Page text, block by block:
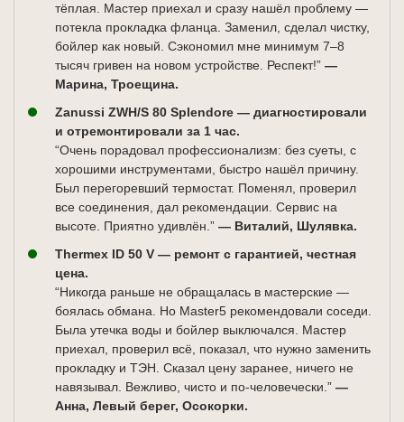
тёплая. Мастер приехал и сразу нашёл проблему —
потекла прокладка фланца. Заменил, сделал чистку,
бойлер как новый. Сэкономил мне минимум 7–8
тысяч гривен на новом устройстве. Респект!” —
Марина, Троещина.
Zanussi ZWH/S 80 Splendore — диагностировали
и отремонтировали за 1 час.
“Очень порадовал профессионализм: без суеты, с
хорошими инструментами, быстро нашёл причину.
Был перегоревший термостат. Поменял, проверил
все соединения, дал рекомендации. Сервис на
высоте. Приятно удивлён.” — Виталий, Шулявка.
Thermex ID 50 V — ремонт с гарантией, честная
цена.
“Никогда раньше не обращалась в мастерские —
боялась обмана. Но Master5 рекомендовали соседи.
Была утечка воды и бойлер выключался. Мастер
приехал, проверил всё, показал, что нужно заменить
прокладку и ТЭН. Сказал цену заранее, ничего не
навязывал. Вежливо, чисто и по-человечески.” —
Анна, Левый берег, Осокорки.